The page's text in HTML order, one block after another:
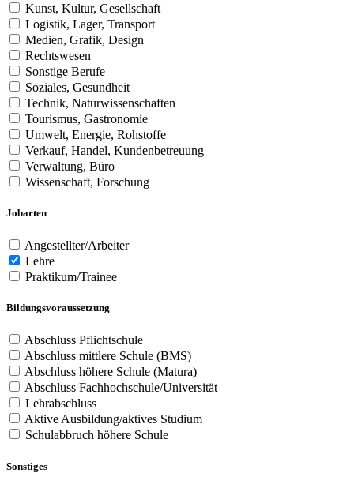
Kunst, Kultur, Gesellschaft
Logistik, Lager, Transport
Medien, Grafik, Design
Rechtswesen
Sonstige Berufe
Soziales, Gesundheit
Technik, Naturwissenschaften
Tourismus, Gastronomie
Umwelt, Energie, Rohstoffe
Verkauf, Handel, Kundenbetreuung
Verwaltung, Büro
Wissenschaft, Forschung
Jobarten
Angestellter/Arbeiter
Lehre
Praktikum/Trainee
Bildungsvoraussetzung
Abschluss Pflichtschule
Abschluss mittlere Schule (BMS)
Abschluss höhere Schule (Matura)
Abschluss Fachhochschule/Universität
Lehrabschluss
Aktive Ausbildung/aktives Studium
Schulabbruch höhere Schule
Sonstiges